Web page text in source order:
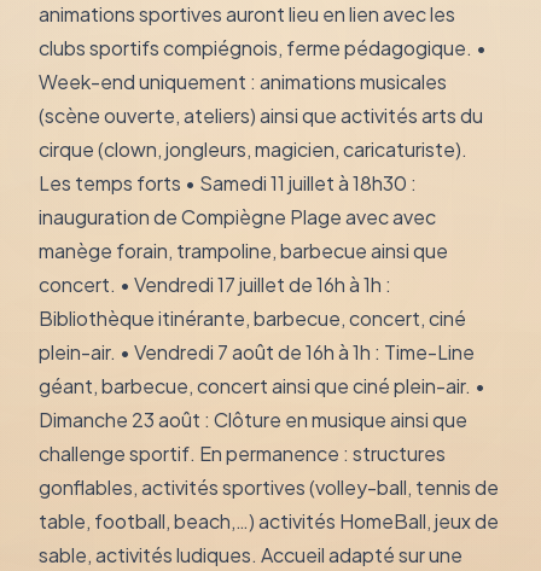
animations sportives auront lieu en lien avec les
clubs sportifs compiégnois, ferme pédagogique. •
Week-end uniquement : animations musicales
(scène ouverte, ateliers) ainsi que activités arts du
cirque (clown, jongleurs, magicien, caricaturiste).
Les temps forts • Samedi 11 juillet à 18h30 :
inauguration de Compiègne Plage avec avec
manège forain, trampoline, barbecue ainsi que
concert. • Vendredi 17 juillet de 16h à 1h :
Bibliothèque itinérante, barbecue, concert, ciné
plein-air. • Vendredi 7 août de 16h à 1h : Time-Line
géant, barbecue, concert ainsi que ciné plein-air. •
Dimanche 23 août : Clôture en musique ainsi que
challenge sportif. En permanence : structures
gonflables, activités sportives (volley-ball, tennis de
table, football, beach,…) activités HomeBall, jeux de
sable, activités ludiques. Accueil adapté sur une